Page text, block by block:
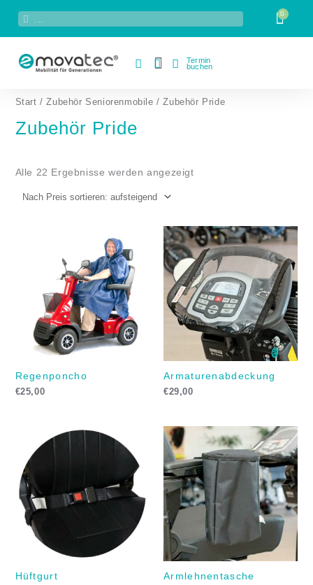
Inhalt
springen
Suche
Suche
Termin
buchen
Start /Zubehör Seniorenmobile / Zubehör Pride
Zubehör Pride
Alle 22 Ergebnisse werden angezeigt
Preis
Regenponcho
€25,00
Armaturenabdeckung
€29,00
Hüftgurt Armlehnentasche